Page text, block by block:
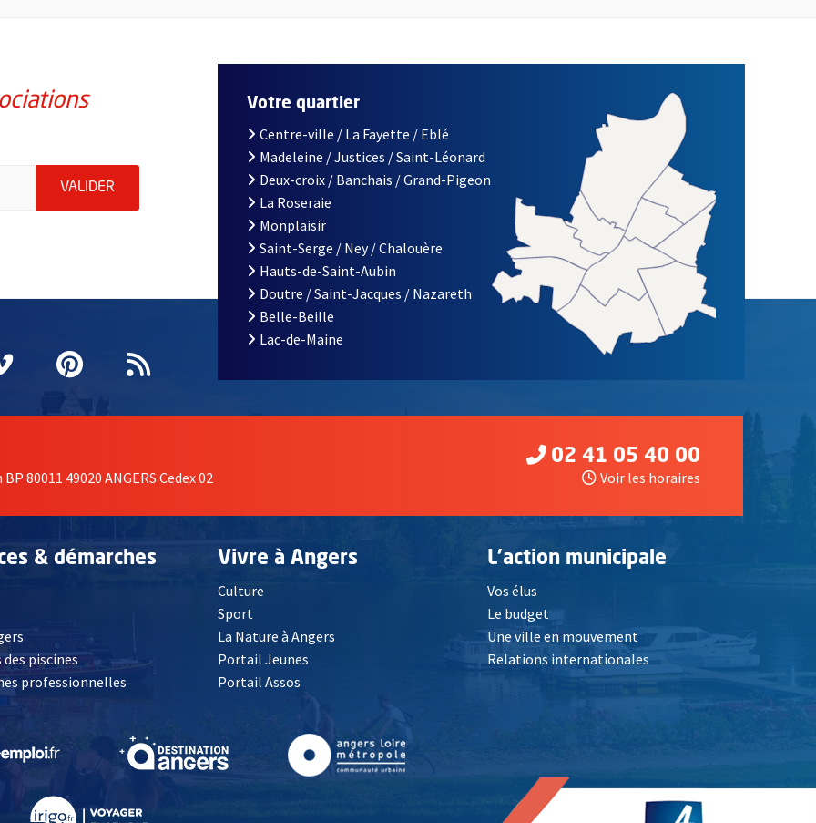
de la ville d'Angers, indiquez votre email (champ obligatoire)
VALIDER ENVOYER MA DEMANDE D'INSCRIPTION À LA LETTRE D'INFORMATION DES ASSOCIATIONS DE LA VILLE
fenêtrefenêtre
une nouvelle fenêtre
Vimeo
, Ouvre une nouvelle fenêtre
Pinterest
, Ouvre une nouvelle fenêtre
Flux RSS
Votre quartier
Centre-ville / La Fayette / Eblé
Madeleine / Justices / Saint-Léonard
Deux-croix / Banchais / Grand-Pigeon
La Roseraie
Monplaisir
Saint-Serge / Ney / Chalouère
Hauts-de-Saint-Aubin
Doutre / Saint-Jacques / Nazareth
Belle-Beille
Lac-de-Maine
80011 49020 ANGERS Cedex 02
02 41 05 40 00
Voir les horaires
& démarches
, Ouvre une nouvelle fenêtre
piscines
professionnelles
Vivre à Angers
Culture
Sport
La Nature à Angers
Portail Jeunes
Portail Assos
L'action municipale
Vos élus
Le budget
Une ville en mouvement
Relations internationales
fenêtre , Ouvre une nouvelle fenêtre , Ouvre une nouvelle fenêtre, Ouvre une nouvelle fenêtre